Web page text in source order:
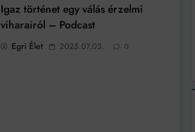
Igaz történet egy válás érzelmi
viharairól – Podcast
Egri Élet 2025.07.03. 0